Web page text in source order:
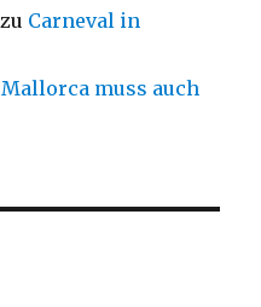
zu Carneval in
Mallorca muss auch